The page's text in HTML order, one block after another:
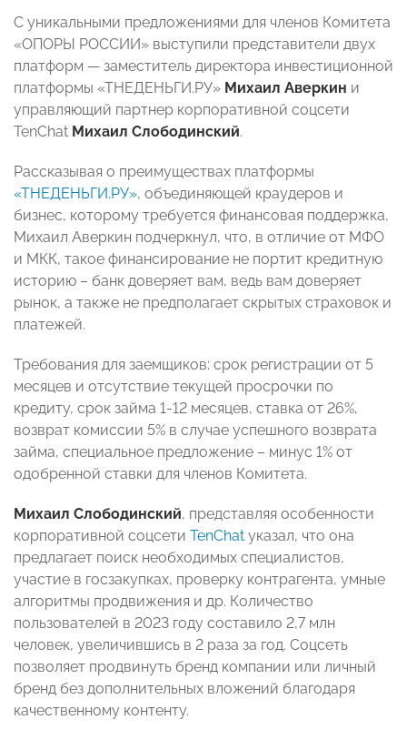
С уникальными предложениями для членов Комитета
«ОПОРЫ РОССИИ» выступили представители двух
платформ — заместитель директора инвестиционной
платформы «ТНЕДЕНЬГИ.РУ» Михаил Аверкин и
управляющий партнер корпоративной соцсети
TenChat Михаил Слободинский.
Рассказывая о преимуществах платформы
«ТНЕДЕНЬГИ.РУ», объединяющей краудеров и
бизнес, которому требуется финансовая поддержка,
Михаил Аверкин подчеркнул, что, в отличие от МФО
и МКК, такое финансирование не портит кредитную
историю – банк доверяет вам, ведь вам доверяет
рынок, а также не предполагает скрытых страховок и
платежей.
Требования для заемщиков: срок регистрации от 5
месяцев и отсутствие текущей просрочки по
кредиту, срок займа 1-12 месяцев, ставка от 26%,
возврат комиссии 5% в случае успешного возврата
займа, специальное предложение – минус 1% от
одобренной ставки для членов Комитета.
Михаил Слободинский, представляя особенности
корпоративной соцсети TenChat указал, что она
предлагает поиск необходимых специалистов,
участие в госзакупках, проверку контрагента, умные
алгоритмы продвижения и др. Количество
пользователей в 2023 году составило 2,7 млн
человек, увеличившись в 2 раза за год. Соцсеть
позволяет продвинуть бренд компании или личный
бренд без дополнительных вложений благодаря
качественному контенту.